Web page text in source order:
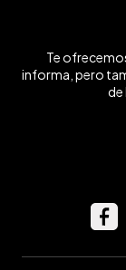
Te
informa, pero
de